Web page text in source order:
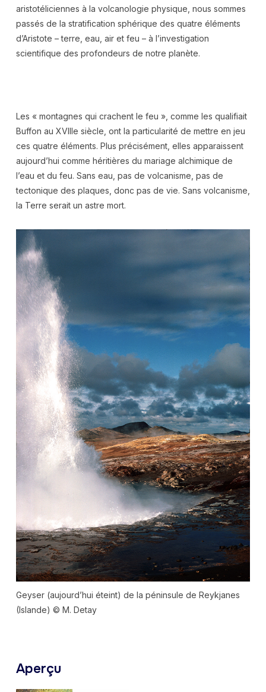
aristotéliciennes à la volcanologie physique, nous sommes
passés de la stratification sphérique des quatre éléments
d’Aristote – terre, eau, air et feu – à l’investigation
scientifique des profondeurs de notre planète.
Les « montagnes qui crachent le feu », comme les qualifiait
Buffon au XVIIIe siècle, ont la particularité de mettre en jeu
ces quatre éléments. Plus précisément, elles apparaissent
aujourd’hui comme héritières du mariage alchimique de
l’eau et du feu. Sans eau, pas de volcanisme, pas de
tectonique des plaques, donc pas de vie. Sans volcanisme,
la Terre serait un astre mort.
Geyser (aujourd’hui éteint) de la péninsule de Reykjanes
(Islande) © M. Detay
Aperçu